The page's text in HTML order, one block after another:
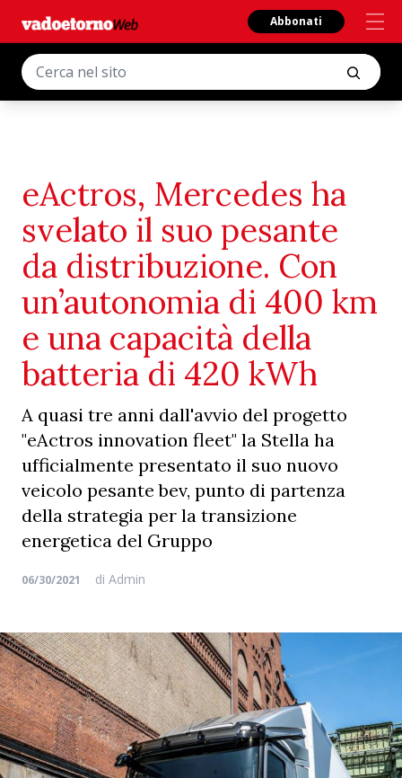
Abbonati
eActros, Mercedes ha
svelato il suo pesante
da distribuzione. Con
un’autonomia di 400 km
e una capacità della
batteria di 420 kWh
A quasi tre anni dall'avvio del progetto
"eActros innovation fleet" la Stella ha
ufficialmente presentato il suo nuovo
veicolo pesante bev, punto di partenza
della strategia per la transizione
energetica del Gruppo
06/30/2021 di Admin